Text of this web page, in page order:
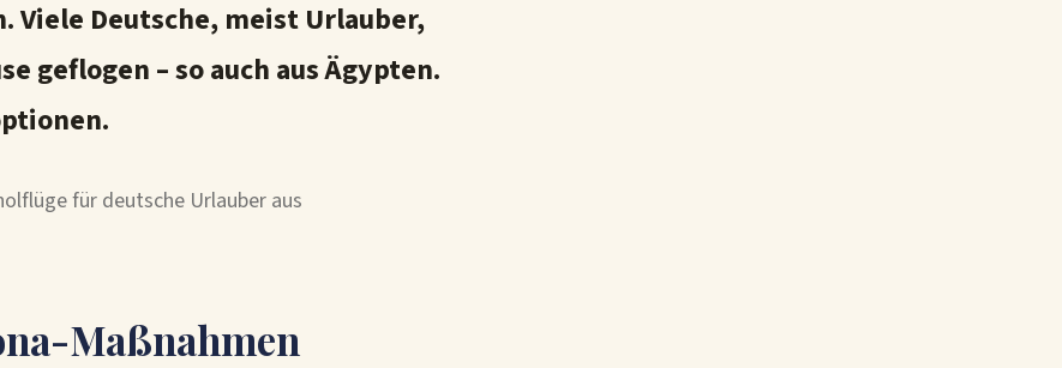
Viele Deutsche, meist Urlauber,
geflogen – so auch aus Ägypten.
für deutsche Urlauber aus
Maßnahmen